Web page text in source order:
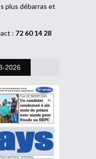
plus débarras et
: 72 60 14 28
2026